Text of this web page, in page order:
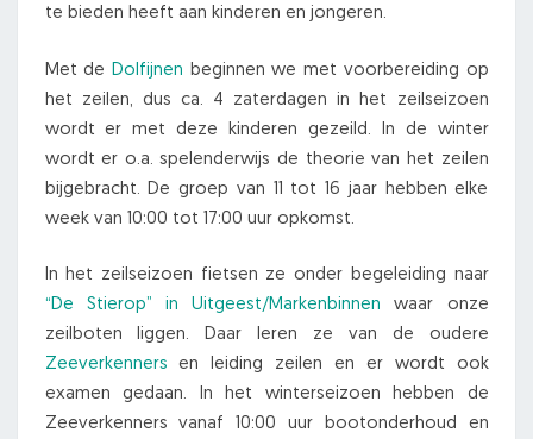
te bieden heeft aan kinderen en jongeren.
Met de Dolfijnen beginnen we met voorbereiding op
het zeilen, dus ca. 4 zaterdagen in het zeilseizoen
wordt er met deze kinderen gezeild. In de winter
wordt er o.a. spelenderwijs de theorie van het zeilen
bijgebracht. De groep van 11 tot 16 jaar hebben elke
week van 10:00 tot 17:00 uur opkomst.
In het zeilseizoen fietsen ze onder begeleiding naar
“De Stierop” in Uitgeest/Markenbinnen waar onze
zeilboten liggen. Daar leren ze van de oudere
Zeeverkenners en leiding zeilen en er wordt ook
examen gedaan. In het winterseizoen hebben de
Zeeverkenners vanaf 10:00 uur bootonderhoud en